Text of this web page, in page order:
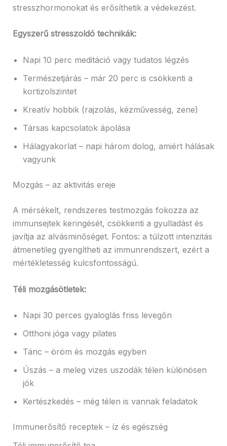
stresszhormonokat és erősíthetik a védekezést.
Egyszerű stresszoldó technikák:
Napi 10 perc meditáció vagy tudatos légzés
Természetjárás – már 20 perc is csökkenti a
kortizolszintet
Kreatív hobbik (rajzolás, kézművesség, zene)
Társas kapcsolatok ápolása
Hálagyakorlat – napi három dolog, amiért hálásak
vagyunk
Mozgás – az aktivitás ereje
A mérsékelt, rendszeres testmozgás fokozza az
immunsejtek keringését, csökkenti a gyulladást és
javítja az alvásminőséget. Fontos: a túlzott intenzitás
átmenetileg gyengítheti az immunrendszert, ezért a
mértékletesség kulcsfontosságú.
Téli mozgásötletek:
Napi 30 perces gyaloglás friss levegőn
Otthoni jóga vagy pilates
Tánc – öröm és mozgás egyben
Úszás – a meleg vizes uszodák télen különösen
jók
Kertészkedés – még télen is vannak feladatok
Immunerősítő receptek – íz és egészség